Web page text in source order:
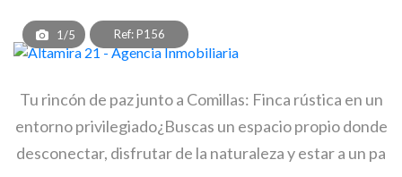
1/5 Ref: P156
Tu rincón de paz junto a Comillas: Finca rústica en un
entorno privilegiado¿Buscas un espacio propio donde
desconectar, disfrutar de la naturaleza y estar a un pa